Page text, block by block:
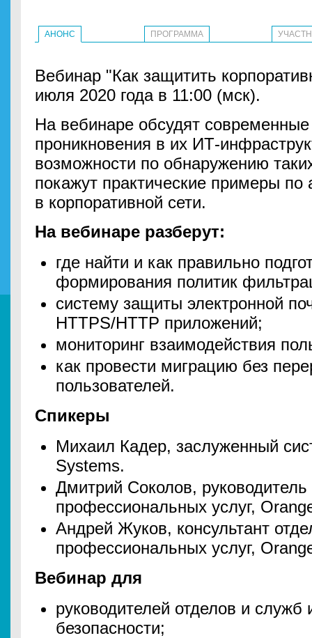
АНОНС ПРОГРАММА
Вебинар "Как защитить
июля 2020 года в 11:00 (мск).
На вебинаре обсудят
проникновения в их ИТ-
возможности по обнаружению
покажут практические примеры по
в корпоративной сети.
На вебинаре разберут:
где найти и как правильно
формирования политик
систему защиты электронной
HTTPS/HTTP приложений;
мониторинг взаимодействия
как провести миграцию без
пользователей.
Спикеры
Михаил Кадер, заслуженный
Systems.
Дмитрий Соколов, руководитель
профессиональных услуг,
Андрей Жуков, консультант
профессиональных услуг,
Вебинар для
руководителей отделов и
безопасности;